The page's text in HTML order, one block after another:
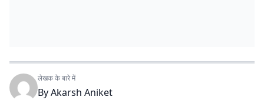
लेखक के बारे में
ByAkarsh Aniket